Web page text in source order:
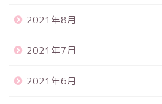
2021年8月
2021年7月
2021年6月